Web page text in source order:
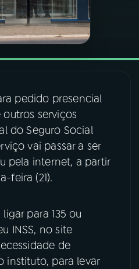
Facebook
X
pedido presencial
serviços
do Seguro Social
vai passar a ser
pela internet, a partir
feira (21).
para 135 ou
INSS, no site
de
instituto, para levar